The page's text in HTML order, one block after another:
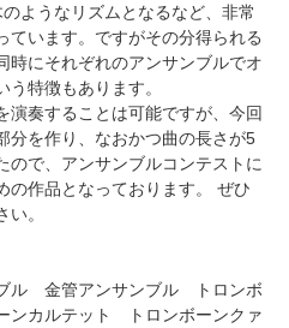
ようなリズムとなるなど、非常
ています。ですがその分得られる
時にそれぞれのアンサンブルでオ
う特徴もあります。
演奏することは可能ですが、今回
分を作り、なおかつ曲の長さが5
ので、アンサンブルコンテストに
の作品となっております。 ぜひ
。
ル 金管アンサンブル トロンボ
ンカルテット トロンボーンクァ